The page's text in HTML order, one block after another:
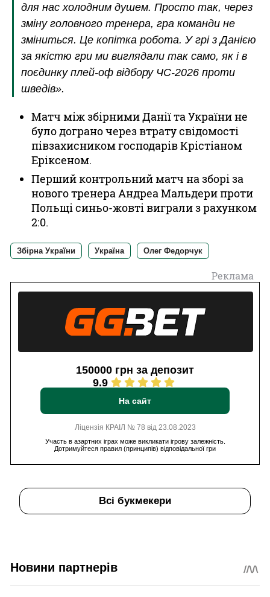
для нас холодним душем. Просто так, через
зміну головного тренера, гра команди не
зміниться. Це копітка робота. У грі з Данією
за якістю гри ми виглядали так само, як і в
поєдинку плей-оф відбору ЧС-2026 проти
шведів».
Матч між збірними Данії та України не
було дограно через втрату свідомості
півзахисником господарів Крістіаном
Еріксеном.
Перший контрольний матч на зборі за
нового тренера Андреа Мальдери проти
Польщі синьо-жовті виграли з рахунком
2:0.
Збірна України Україна Олег Федорчук
Реклама
150000 грн за депозит
9.9
На сайт
Ліцензія КРАІЛ № 78 від 23.08.2023
Участь в азартних іграх може викликати ігрову залежність.
Дотримуйтеся правил (принципів) відповідальної гри
Всі букмекери